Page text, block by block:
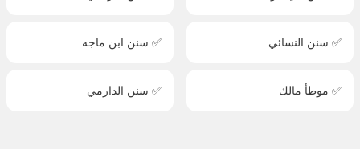
✅ سنن النسائي ✅ سنن ابن ماجه
✅ موطأ مالك ✅ سنن الدارمي